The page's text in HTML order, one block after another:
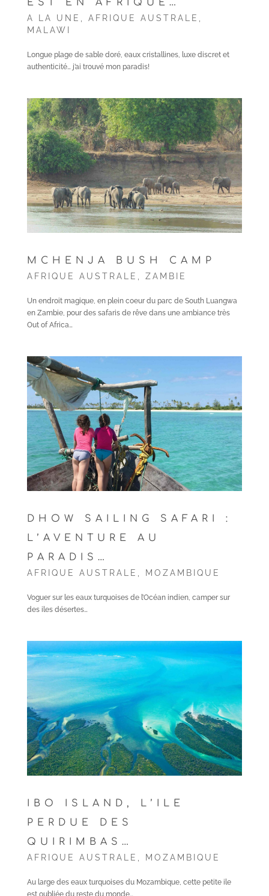
EST EN AFRIQUE…
A LA UNE AFRIQUE AUSTRALE
MALAWI
Longue plage de sable doré, eaux cristallines, luxe discret et
authenticité… j’ai trouvé mon paradis!
MCHENJA BUSH CAMP
AFRIQUE AUSTRALE ZAMBIE
Un endroit magique, en plein coeur du parc de South Luangwa
en Zambie, pour des safaris de rêve dans une ambiance très
Out of Africa…
DHOW SAILING SAFARI :
L’AVENTURE AU
PARADIS…
AFRIQUE AUSTRALE MOZAMBIQUE
Voguer sur les eaux turquoises de l’Océan indien, camper sur
des iles désertes…
IBO ISLAND, L’ILE
PERDUE DES
QUIRIMBAS…
AFRIQUE AUSTRALE MOZAMBIQUE
Au large des eaux turquoises du Mozambique, cette petite ile
est oubliée du reste du monde…